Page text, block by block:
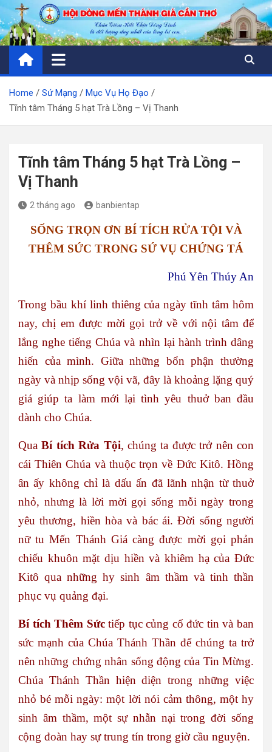
Skip
to
content
Home Sứ Mạng
Mục Vụ Họ Đạo
Tĩnh tâm Tháng 5 hạt Trà Lồng – Vị Thanh
Tĩnh tâm Tháng 5 hạt Trà Lồng –
Vị Thanh
2 tháng ago banbientap
SỐNG TRỌN ƠN BÍ TÍCH RỬA TỘI VÀ
THÊM SỨC TRONG SỨ VỤ CHỨNG TÁ
Phú Yên Thúy An
Trong bầu khí linh thiêng của ngày tĩnh tâm hôm
nay, chị em được mời gọi trở về với nội tâm để
lắng nghe tiếng Chúa và nhìn lại hành trình dâng
hiến của mình. Giữa những bổn phận thường
ngày và nhịp sống vội vã, đây là khoảng lặng quý
giá giúp ta làm mới lại tình yêu thuở ban đầu
dành cho Chúa.
QuaBí tích Rửa Tội, chúng ta được trở nên con
cái Thiên Chúa và thuộc trọn về Đức Kitô. Hồng
ân ấy không chỉ là dấu ấn đã lãnh nhận từ thuở
nhỏ, nhưng là lời mời gọi sống mỗi ngày trong
yêu thương, hiền hòa và bác ái. Đời sống người
nữ tu Mến Thánh Giá càng được mời gọi phản
chiếu khuôn mặt dịu hiền và khiêm hạ của Đức
Kitô qua những hy sinh âm thầm và tinh thần
phục vụ quảng đại.
Bí tích Thêm Sứctiếp tục củng cố đức tin và ban
sức mạnh của Chúa Thánh Thần để chúng ta trở
nên những chứng nhân sống động của Tin Mừng.
Chúa Thánh Thần hiện diện trong những việc
nhỏ bé mỗi ngày: một lời nói cảm thông, một hy
sinh âm thầm, một sự nhẫn nại trong đời sống
cộng đoàn hay sự trung tín trong giờ cầu nguyện.